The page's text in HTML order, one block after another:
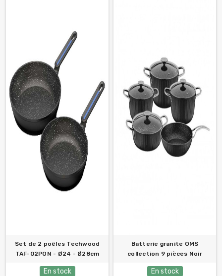
Set de 2 poêles Techwood
TAF-02PON - Ø24 - Ø28cm
En stock
Batterie granite OMS
collection 9 pièces Noir
En stock